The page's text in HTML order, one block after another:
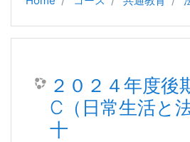
２０２４年度
C（日常生活と
十